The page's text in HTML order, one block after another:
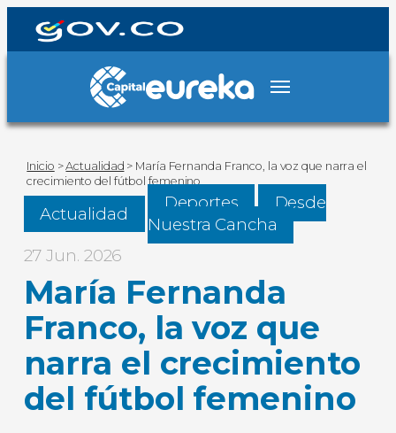
Inicio >Actualidad > María Fernanda Franco, la voz que narra el
crecimiento del fútbol femenino
Actualidad
Deportes
Desde
Nuestra Cancha
27 Jun. 2026
María Fernanda
Franco, la voz que
narra el crecimiento
del fútbol femenino